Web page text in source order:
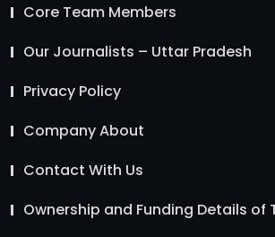
Core Team Members
Our Journalists – Uttar Pradesh
Privacy Policy
Company About
Contact With Us
Ownership and Funding Details of